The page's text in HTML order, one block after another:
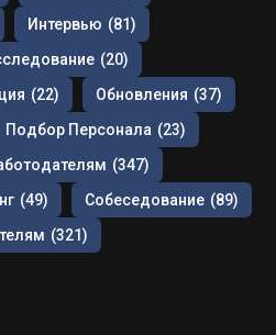
Интервью (81)
(20)
(22) Обновления (37)
Подбор Персонала (23)
(347)
(49) Собеседование (89)
(321)